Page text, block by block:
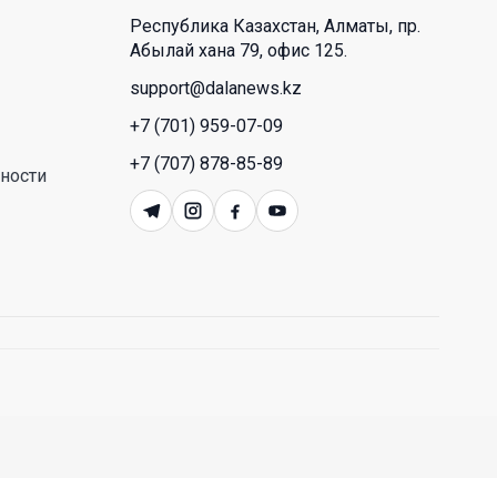
выборах в Курултай
17 Июл. 2026 16:09
Efes Art Space открывает сезон
«Маужырау»
17 Июл. 2026 15:41
Республика Казахстан, Алматы, пр.
Абылай хана 79, офис 125.
support@dalanews.kz
+7 (701) 959-07-09
+7 (707) 878-85-89